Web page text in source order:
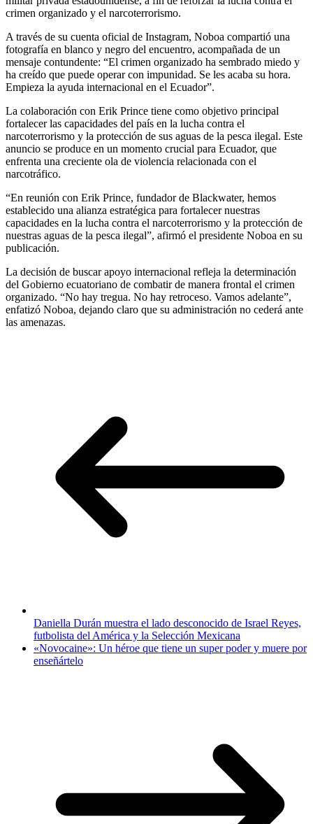
crimen organizado y el narcoterrorismo.
A través de su cuenta oficial de Instagram, Noboa compartió una
fotografía en blanco y negro del encuentro, acompañada de un
mensaje contundente: “El crimen organizado ha sembrado miedo y
ha creído que puede operar con impunidad. Se les acaba su hora.
Empieza la ayuda internacional en el Ecuador”.
La colaboración con Erik Prince tiene como objetivo principal
fortalecer las capacidades del país en la lucha contra el
narcoterrorismo y la protección de sus aguas de la pesca ilegal. Este
anuncio se produce en un momento crucial para Ecuador, que
enfrenta una creciente ola de violencia relacionada con el
narcotráfico.
“En reunión con Erik Prince, fundador de Blackwater, hemos
establecido una alianza estratégica para fortalecer nuestras
capacidades en la lucha contra el narcoterrorismo y la protección de
nuestras aguas de la pesca ilegal”, afirmó el presidente Noboa en su
publicación.
La decisión de buscar apoyo internacional refleja la determinación
del Gobierno ecuatoriano de combatir de manera frontal el crimen
organizado. “No hay tregua. No hay retroceso. Vamos adelante”,
enfatizó Noboa, dejando claro que su administración no cederá ante
las amenazas.
Daniella Durán muestra el lado desconocido de Israel Reyes,
futbolista del América y la Selección Mexicana
«Novocaine»: Un héroe que tiene un super poder y muere por
enseñártelo